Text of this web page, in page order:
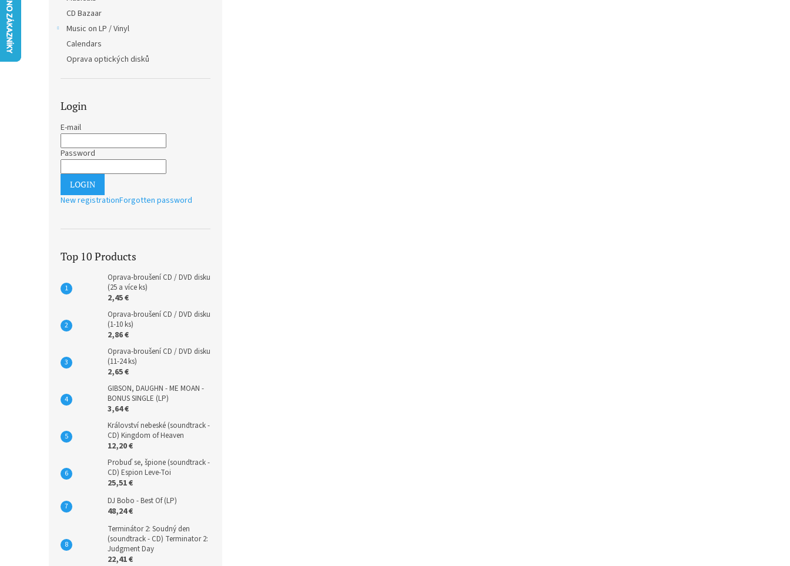
CD Bazaar
Music on LP / Vinyl
Calendars
Oprava optických disků
Login
E-mail
Password
LOGIN
New registrationForgotten password
Top 10 Products
Oprava-broušení CD / DVD disku
(25 a více ks)
2,45 €
Oprava-broušení CD / DVD disku
(1-10 ks)
2,86 €
Oprava-broušení CD / DVD disku
(11-24 ks)
2,65 €
GIBSON, DAUGHN - ME MOAN -
BONUS SINGLE (LP)
3,64 €
Království nebeské (soundtrack -
CD) Kingdom of Heaven
12,20 €
Probuď se, špione (soundtrack -
CD) Espion Leve-Toi
25,51 €
DJ Bobo - Best Of (LP)
48,24 €
Terminátor 2: Soudný den
(soundtrack - CD) Terminator 2:
Judgment Day
22,41 €